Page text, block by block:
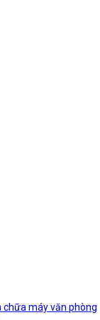
chữa máy văn phòng